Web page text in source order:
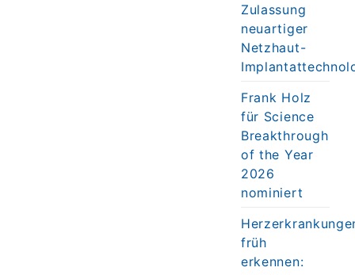
Zulassung
neuartiger
Netzhaut-
Frank Holz
für Science
Breakthrough
of the Year
2026
nominiert
früh
erkennen: